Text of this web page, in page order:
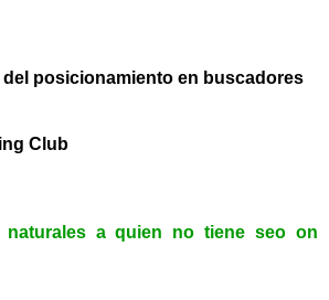
posicionamiento en buscadores
Club
a quien no tiene seo on